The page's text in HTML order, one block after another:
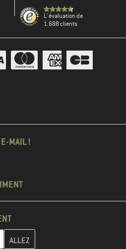
L' évaluation de
1.688 clients
MAIL !
ici et créez votre compte client à la